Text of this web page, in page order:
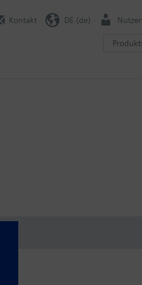
Kontakt DE (de) Nutzer